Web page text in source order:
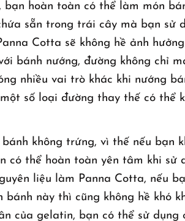
hoàn toàn có thể làm món
sẵn trong trái cây mà bạn sử
Cotta sẽ không hề ảnh
bánh nướng, đường không chỉ
nhiều vai trò khác khi nướng
số loại đường thay thế có thể
không trứng, vì thế nếu bạn
có thể hoàn toàn yên tâm khi sử
liệu làm Panna Cotta, nếu
bánh này thì cũng không hề khó
của gelatin, bạn có thể sử dụng